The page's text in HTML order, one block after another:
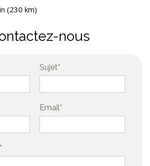
(230 km)
nous
Sujet*
Email*